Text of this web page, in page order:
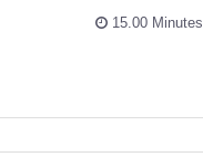
15.00 Minutes